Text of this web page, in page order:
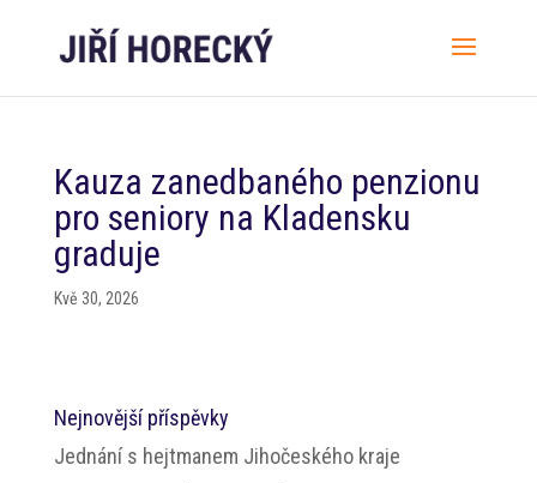
Kauza zanedbaného penzionu
pro seniory na Kladensku
graduje
Kvě 30, 2026
Nejnovější příspěvky
Jednání s hejtmanem Jihočeského kraje